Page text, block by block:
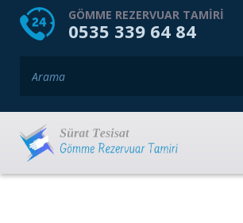
HOME HAKKIMIZDA
GÖMME REZERVUAR TAMIRI
0535 339 64 84